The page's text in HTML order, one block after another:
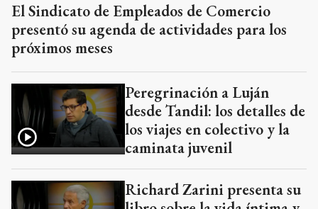
El Sindicato de Empleados de Comercio
presentó su agenda de actividades para los
próximos meses
Peregrinación a Luján
desde Tandil: los detalles de
los viajes en colectivo y la
caminata juvenil
Richard Zarini presenta su